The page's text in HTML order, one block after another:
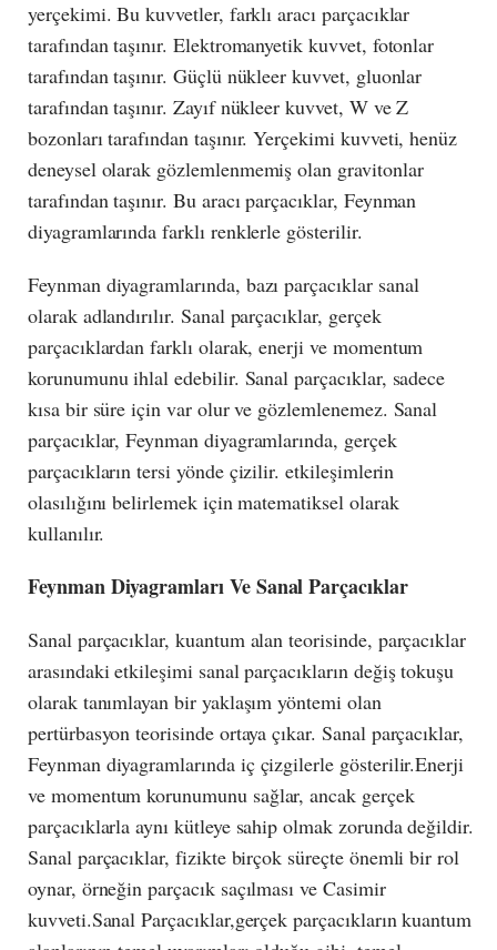
yerçekimi. Bu kuvvetler, farklı aracı parçacıklar
tarafından taşınır. Elektromanyetik kuvvet, fotonlar
tarafından taşınır. Güçlü nükleer kuvvet, gluonlar
tarafından taşınır. Zayıf nükleer kuvvet, W ve Z
bozonları tarafından taşınır. Yerçekimi kuvveti, henüz
deneysel olarak gözlemlenmemiş olan gravitonlar
tarafından taşınır. Bu aracı parçacıklar, Feynman
diyagramlarında farklı renklerle gösterilir.
Feynman diyagramlarında, bazı parçacıklar sanal
olarak adlandırılır. Sanal parçacıklar, gerçek
parçacıklardan farklı olarak, enerji ve momentum
korunumunu ihlal edebilir. Sanal parçacıklar, sadece
kısa bir süre için var olur ve gözlemlenemez. Sanal
parçacıklar, Feynman diyagramlarında, gerçek
parçacıkların tersi yönde çizilir. etkileşimlerin
olasılığını belirlemek için matematiksel olarak
kullanılır.
Feynman Diyagramları Ve Sanal Parçacıklar
Sanal parçacıklar, kuantum alan teorisinde, parçacıklar
arasındaki etkileşimi sanal parçacıkların değiş tokuşu
olarak tanımlayan bir yaklaşım yöntemi olan
pertürbasyon teorisinde ortaya çıkar. Sanal parçacıklar,
Feynman diyagramlarında iç çizgilerle gösterilir.Enerji
ve momentum korunumunu sağlar, ancak gerçek
parçacıklarla aynı kütleye sahip olmak zorunda değildir.
Sanal parçacıklar, fizikte birçok süreçte önemli bir rol
oynar, örneğin parçacık saçılması ve Casimir
kuvveti.Sanal Parçacıklar,gerçek parçacıkların kuantum